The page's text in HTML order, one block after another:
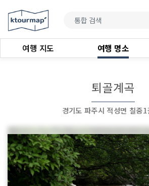
여행 지도 여행 명소
퇴골계곡
경기도 파주시 적성면 칠중